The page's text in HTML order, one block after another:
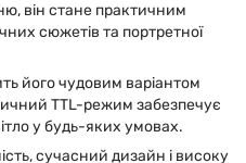
він стане практичним
сюжетів та портретної
його чудовим варіантом
TTL-режим забезпечує
у будь-яких умовах.
сучасний дизайн і високу